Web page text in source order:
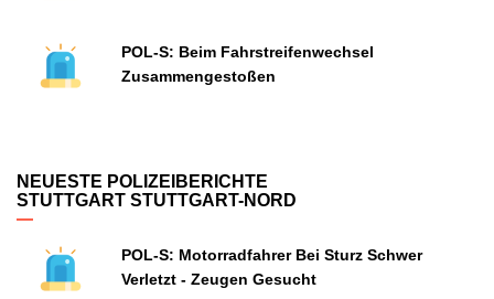
POL-S: Beim Fahrstreifenwechsel
Zusammengestoßen
NEUESTE POLIZEIBERICHTE
STUTTGART STUTTGART-NORD
POL-S: Motorradfahrer Bei Sturz Schwer
Verletzt - Zeugen Gesucht